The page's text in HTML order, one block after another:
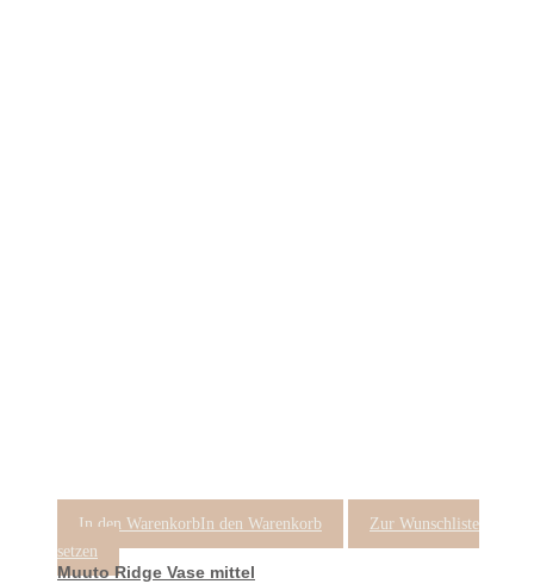
In den Warenkorb In den Warenkorb
Zur Wunschliste
setzen
Muuto Ridge Vase mittel